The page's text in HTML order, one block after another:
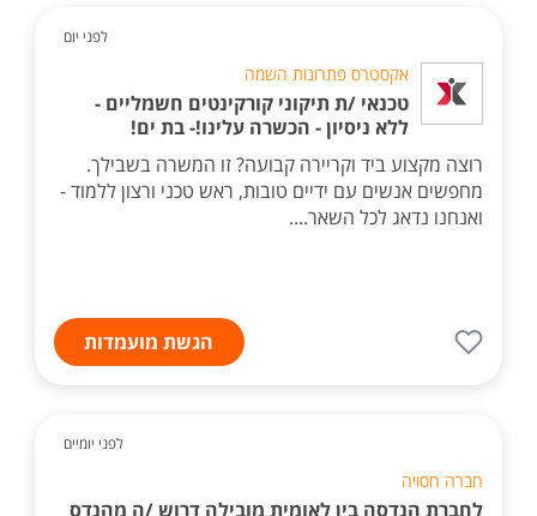
לפני יום
אקסטרס פתרונות השמה
טכנאי /ת תיקוני קורקינטים חשמליים -
ללא ניסיון - הכשרה עלינו!- בת ים!
רוצה מקצוע ביד וקריירה קבועה? זו המשרה בשבילך.
מחפשים אנשים עם ידיים טובות, ראש טכני ורצון ללמוד -
ואנחנו נדאג לכל השאר....
הגשת מועמדות
לפני יומיים
חברה חסויה
לחברת הנדסה בין לאומית מובילה דרוש /ה מהנדס